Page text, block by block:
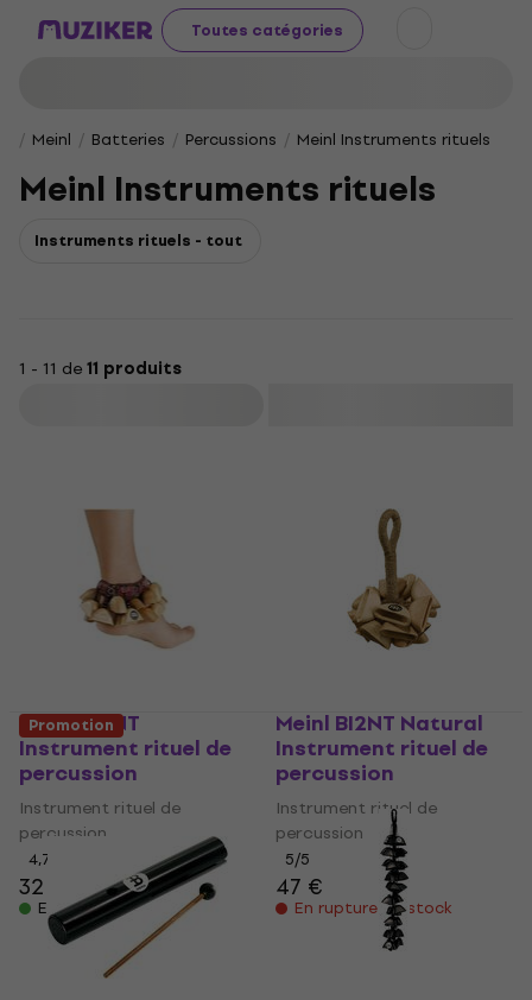
Toutes catégories
Meinl Batteries Percussions Meinl Instruments rituels
Meinl Instruments rituels
Instruments rituels - tout
1 - 11 de11 produits
Meinl FR1NT
Instrument rituel de
percussion
Instrument rituel de
percussion
4,7
32 €
En stock
Meinl BI2NT Natural
Instrument rituel de
percussion
Instrument rituel de
percussion
5/5
47 €
En rupture de stock
Promotion